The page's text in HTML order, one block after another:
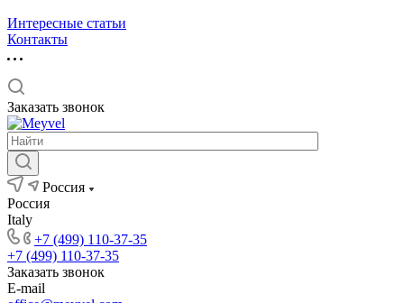
Интересные статьи
Контакты
Заказать звонок
Россия
Россия
Italy
+7 (499) 110-37-35
+7 (499) 110-37-35
Заказать звонок
E-mail